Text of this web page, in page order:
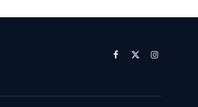
Facebook
X
Instagram